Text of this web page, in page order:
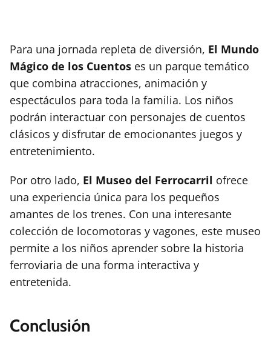
Para una jornada repleta de diversión, El Mundo
Mágico de los Cuentos es un parque temático
que combina atracciones, animación y
espectáculos para toda la familia. Los niños
podrán interactuar con personajes de cuentos
clásicos y disfrutar de emocionantes juegos y
entretenimiento.
Por otro lado, El Museo del Ferrocarril ofrece
una experiencia única para los pequeños
amantes de los trenes. Con una interesante
colección de locomotoras y vagones, este museo
permite a los niños aprender sobre la historia
ferroviaria de una forma interactiva y
entretenida.
Conclusión